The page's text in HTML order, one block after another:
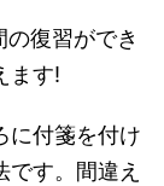
復習ができ
ます!
に付箋を付け
す。間違え